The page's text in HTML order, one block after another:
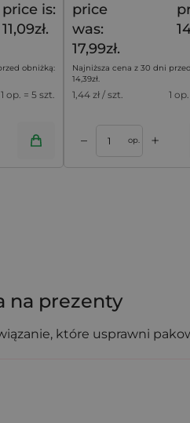
price is:
11,09zł.
obniżką:
1 op. = 5 szt.
price
was:
17,99zł.
Najniższa cena z 30 dni
14,39zł.
1,44 zł / szt. 1
– op. +
na prezenty
które usprawni